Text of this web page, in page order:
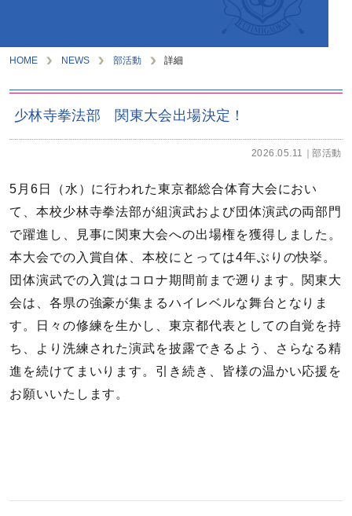
HOME NEWS 部活動 詳細
少林寺拳法部 関東大会出場決定！
2026.05.11 部活動
5月6日（水）に行われた東京都総合体育大会におい
て、本校少林寺拳法部が組演武および団体演武の両部門
で躍進し、見事に関東大会への出場権を獲得しました。
本大会での入賞自体、本校にとっては4年ぶりの快挙。
団体演武での入賞はコロナ期間前まで遡ります。関東大
会は、各県の強豪が集まるハイレベルな舞台となりま
す。日々の修練を生かし、東京都代表としての自覚を持
ち、より洗練された演武を披露できるよう、さらなる精
進を続けてまいります。引き続き、皆様の温かい応援を
お願いいたします。